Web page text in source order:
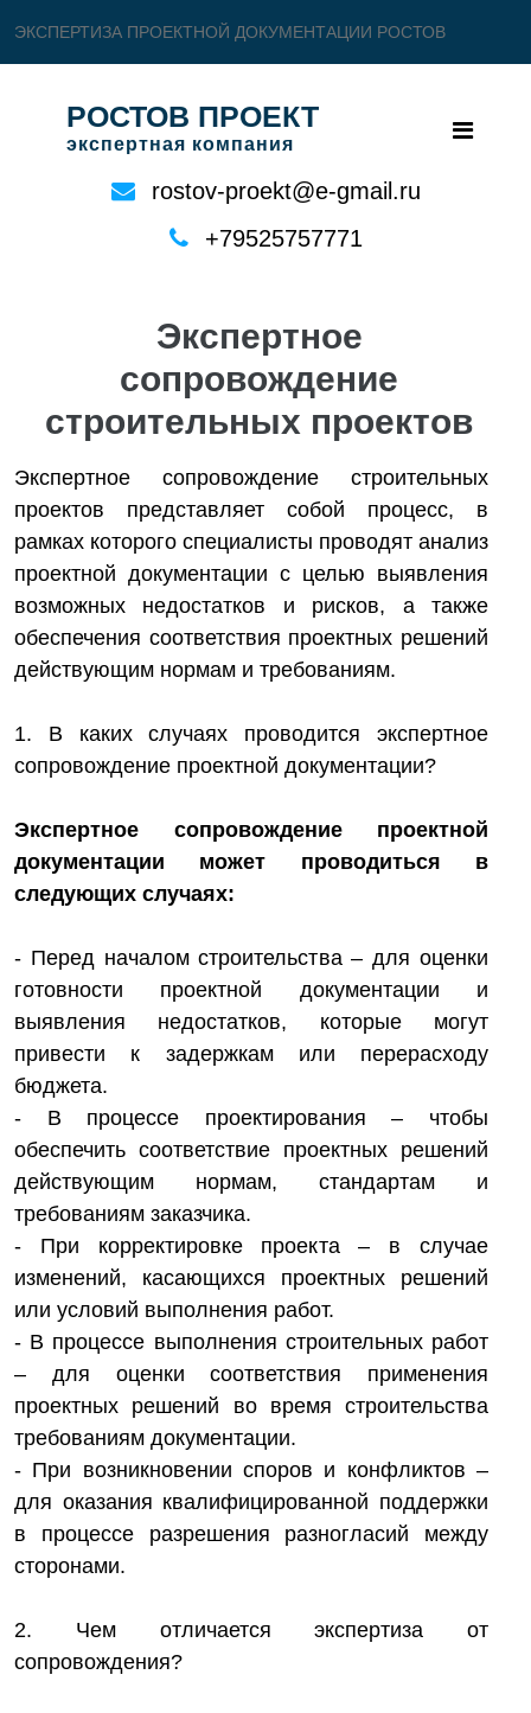
ЭКСПЕРТИЗА ПРОЕКТНОЙ ДОКУМЕНТАЦИИ РОСТОВ
РОСТОВ ПРОЕКТ
экспертная компания
rostov-proekt@e-gmail.ru
+79525757771
Экспертное
сопровождение
строительных проектов
Экспертное сопровождение строительных
проектов представляет собой процесс, в
рамках которого специалисты проводят анализ
проектной документации с целью выявления
возможных недостатков и рисков, а также
обеспечения соответствия проектных решений
действующим нормам и требованиям.
1. В каких случаях проводится экспертное
сопровождение проектной документации?
Экспертное сопровождение проектной
документации может проводиться в
следующих случаях:
- Перед началом строительства – для оценки
готовности проектной документации и
выявления недостатков, которые могут
привести к задержкам или перерасходу
бюджета.
- В процессе проектирования – чтобы
обеспечить соответствие проектных решений
действующим нормам, стандартам и
требованиям заказчика.
- При корректировке проекта – в случае
изменений, касающихся проектных решений
или условий выполнения работ.
- В процессе выполнения строительных работ
– для оценки соответствия применения
проектных решений во время строительства
требованиям документации.
- При возникновении споров и конфликтов –
для оказания квалифицированной поддержки
в процессе разрешения разногласий между
сторонами.
2. Чем отличается экспертиза от
сопровождения?